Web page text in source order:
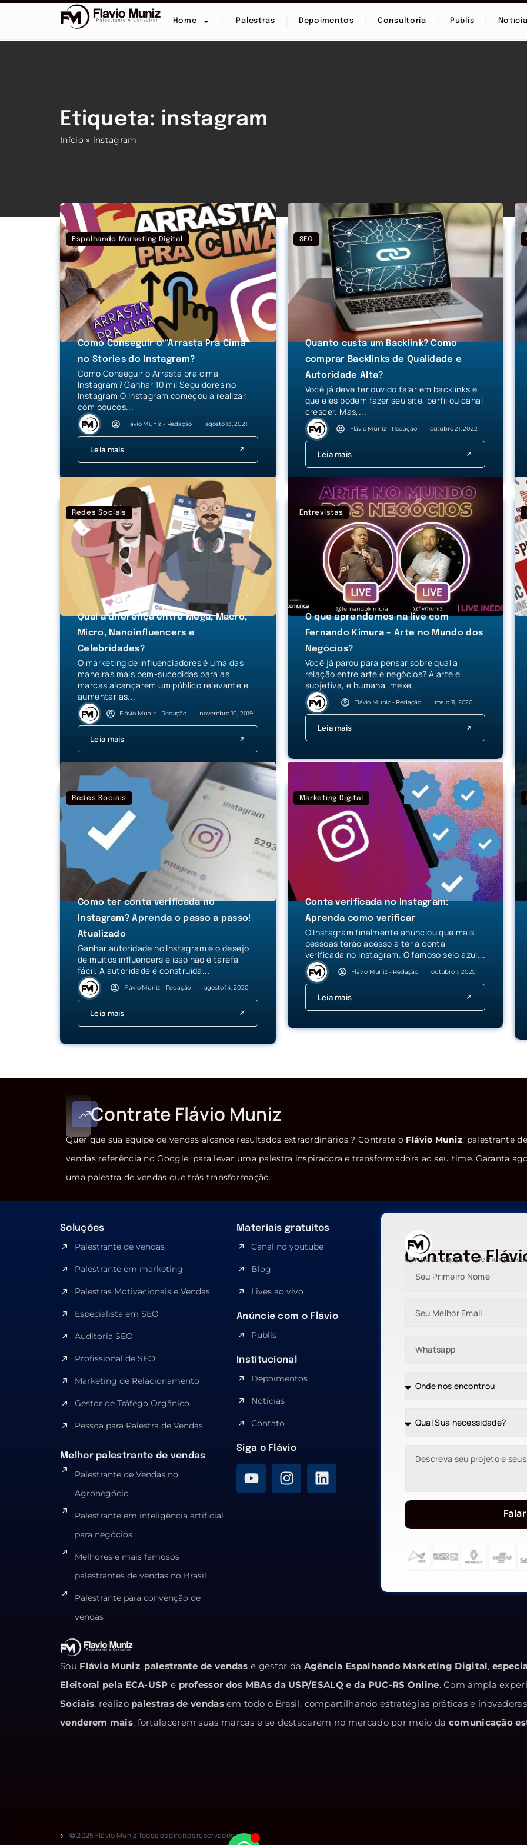
Home Palestras Depoimentos Consultoria Publis
Etiqueta: instagram
Início » instagram
Espalhando Marketing Digital
Como Conseguir o “Arrasta Pra Cima”
no Stories do Instagram?
Como Conseguir o Arrasta pra cima
Instagram? Ganhar 10 mil Seguidores no
Instagram O Instagram começou a realizar,
com poucos...
Flávio Muniz - Redação agosto 13, 2021
Leia mais
SEO
Quanto custa um Backlink? Como
comprar Backlinks de Qualidade e
Autoridade Alta?
Você já deve ter ouvido falar em backlinks e
que eles podem fazer seu site, perfil ou canal
crescer. Mas,...
Flávio Muniz - Redação outubro 21, 2022
Leia mais
Redes Sociais
Qual a diferença entre Mega, Macro,
Micro, Nanoinfluencers e
Celebridades?
O marketing de influenciadores é uma das
maneiras mais bem-sucedidas para as
marcas alcançarem um público relevante e
aumentar as...
Flávio Muniz - Redação novembro 10, 2019
Leia mais
Entrevistas
O que aprendemos na live com
Fernando Kimura – Arte no Mundo dos
Negócios?
Você já parou para pensar sobre qual a
relação entre arte e negócios? A arte é
subjetiva, é humana, mexe...
Flávio Muniz - Redação maio 11, 2020
Leia mais
Redes Sociais
Como ter conta verificada no
Instagram? Aprenda o passo a passo!
Atualizado
Ganhar autoridade no Instagram é o desejo
de muitos influencers e isso não é tarefa
fácil. A autoridade é construída...
Flávio Muniz - Redação agosto 14, 2020
Leia mais
Marketing Digital
Conta verificada no Instagram:
Aprenda como verificar
O Instagram finalmente anunciou que mais
pessoas terão acesso à ter a conta
verificada no Instagram. O famoso selo azul...
Flávio Muniz - Redação outubro 1, 2020
Leia mais
Contrate Flávio Muniz
Quer que sua equipe de vendas alcance resultados extraordinários ? Contrate o Flávio Muniz, palestrante de
vendas referência no Google, para levar uma palestra inspiradora e transformadora ao seu time. Garanta
uma palestra de vendas que trás transformação.
Soluções
Palestrante de vendas
Palestrante em marketing
Palestras Motivacionais e Vendas
Especialista em SEO​
Auditoria SEO
Profissional de SEO
Marketing de Relacionamento
Gestor de Tráfego Orgânico
Pessoa para Palestra de Vendas
Melhor palestrante de vendas
Palestrante de Vendas no
Agronegócio
Palestrante em inteligência artificial
para negócios
Melhores e mais famosos
palestrantes de vendas no Brasil
Palestrante para convenção de
vendas
Materiais gratuitos
Canal no youtube
Blog
Lives ao vivo
Anúncie com o Flávio
Publis
Institucional
Depoimentos
Notícias
Contato
Siga o Flávio
Contrate
Contrate agora o melhor
Sou Flávio Muniz, palestrante de vendas e gestor da Agência Espalhando Marketing Digital,
Eleitoral pela ECA-USP e professor dos MBAs da USP/ESALQ e da PUC-RS Online. Com ampla
Sociais, realizo palestras de vendasem todo o Brasil, compartilhando estratégias práticas e
venderem mais, fortalecerem suas marcas e se destacarem no mercado por meio da comunicação
© 2025 Flávio Muniz Todos os direitos reservados.